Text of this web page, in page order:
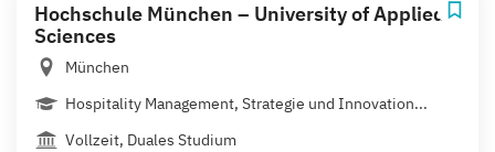
Hochschule München – University of Applied
Sciences
München
Hospitality Management, Strategie und Innovation...
Vollzeit, Duales Studium